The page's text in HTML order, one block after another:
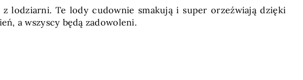
lodziarni. Te lody cudownie smakują i super orzeźwiają dzięki
a wszyscy będą zadowoleni.